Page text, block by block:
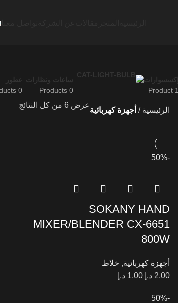
تواصل معنا
إكسسوارات
1 Product
ساعات ونظارات
0 Products
عطور
0 Products
الرئيسية أجهزة كهربائية
عرض ⁦6⁩ من كل النتائج
-50%
SOKANY HAND
MIXER/BLENDER CX-6651
800W
أجهزة كهربائية, خلاط
2,00 د.إ 1,00 د.إ
-50%